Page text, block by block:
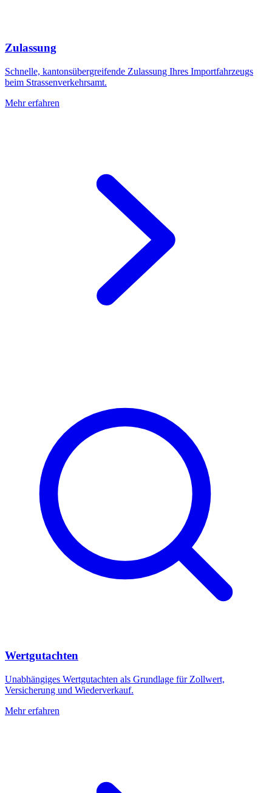
Zulassung
Schnelle, kantonsübergreifende Zulassung Ihres Importfahrzeugs
beim Strassenverkehrsamt.
Mehr erfahren
Wertgutachten
Unabhängiges Wertgutachten als Grundlage für Zollwert,
Versicherung und Wiederverkauf.
Mehr erfahren